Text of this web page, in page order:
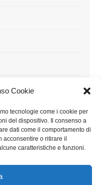
Cookie
tecnologie come i cookie per
del dispositivo. Il consenso a
dati come il comportamento di
o ritirare il
caratteristiche e funzioni.